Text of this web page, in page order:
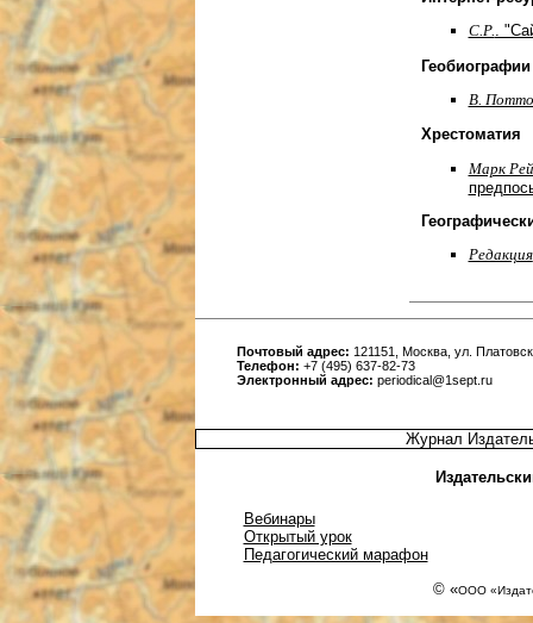
С.Р..
Геобиографии
В. Потто
Хрестоматия
Марк
Редакция
Почтовый адрес: 121151, Москва, ул.
Телефон: +7 (495) 637-82-73
Электронный адрес: periodical@1sept.ru
Журнал
Вебинары
Открытый урок
Педагогический марафон
© «ООО